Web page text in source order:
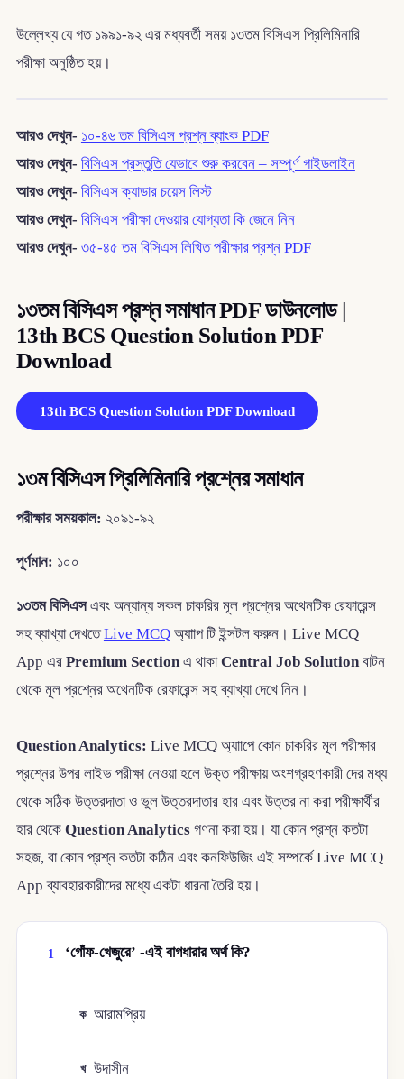
উল্লেখ্য যে গত ১৯৯১-৯২ এর মধ্যবর্তী সময় ১৩তম বিসিএস প্রিলিমিনারি
পরীক্ষা অনুষ্ঠিত হয়।
আরও দেখুন- ১০-৪৬ তম বিসিএস প্রশ্ন ব্যাংক PDF
আরও দেখুন- বিসিএস প্রস্তুতি যেভাবে শুরু করবেন – সম্পূর্ণ গাইডলাইন
আরও দেখুন- বিসিএস ক্যাডার চয়েস লিস্ট
আরও দেখুন- বিসিএস পরীক্ষা দেওয়ার যোগ্যতা কি জেনে নিন
আরও দেখুন- ৩৫-৪৫ তম বিসিএস লিখিত পরীক্ষার প্রশ্ন PDF
১৩তম বিসিএস প্রশ্ন সমাধান PDF ডাউনলোড |
13th BCS Question Solution PDF
Download
13th BCS Question Solution PDF Download
১৩ম বিসিএস প্রিলিমিনারি প্রশ্নের সমাধান
পরীক্ষার সময়কাল: ২০৯১-৯২
পূর্ণমান: ১০০
১৩তম বিসিএসএবং অন্যান্য সকল চাকরির মূল প্রশ্নের অথেনটিক রেফারেন্স
সহ ব্যাখ্যা দেখতেLive MCQঅ্যাাপ টি ইন্সটল করুন। Live MCQ
App এর Premium Sectionএ থাকাCentral Job Solutionবাটন
থেকে মূল প্রশ্নের অথেনটিক রেফারেন্স সহ ব্যাখ্যা দেখে নিন।
Question Analytics: Live MCQ অ্যাাপে কোন চাকরির মূল পরীক্ষার
প্রশ্নের উপর লাইভ পরীক্ষা নেওয়া হলে উক্ত পরীক্ষায় অংশগ্রহণকারী দের মধ্য
থেকে সঠিক উত্তরদাতা ও ভুল উত্তরদাতার হার এবং উত্তর না করা পরীক্ষার্থীর
হার থেকে Question Analyticsগণনা করা হয়। যা কোন প্রশ্ন কতটা
সহজ, বা কোন প্রশ্ন কতটা কঠিন এবং কনফিউজিং এই সম্পর্কে Live MCQ
App ব্যাবহারকারীদের মধ্যে একটা ধারনা তৈরি হয়।
1 ‘গোঁফ-খেজুরে’ -এই বাগধারার অর্থ কি?
ক আরামপ্রিয়
খ উদাসীন